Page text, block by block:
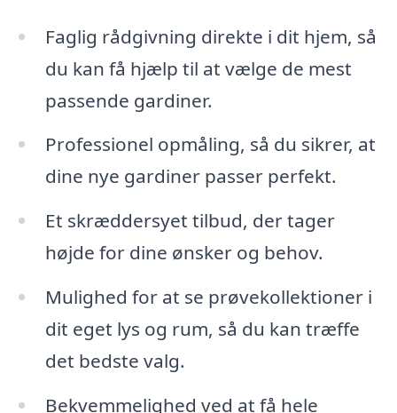
Faglig rådgivning direkte i dit hjem, så
du kan få hjælp til at vælge de mest
passende gardiner.
Professionel opmåling, så du sikrer, at
dine nye gardiner passer perfekt.
Et skræddersyet tilbud, der tager
højde for dine ønsker og behov.
Mulighed for at se prøvekollektioner i
dit eget lys og rum, så du kan træffe
det bedste valg.
Bekvemmelighed ved at få hele